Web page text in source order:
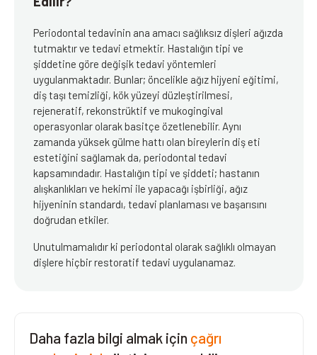
Periodontal tedavinin ana amacı sağlıksız dişleri ağızda
tutmaktır ve tedavi etmektir. Hastalığın tipi ve
şiddetine göre değişik tedavi yöntemleri
uygulanmaktadır. Bunlar; öncelikle ağız hijyeni eğitimi,
diş taşı temizliği, kök yüzeyi düzleştirilmesi,
rejeneratif, rekonstrüktif ve mukogingival
operasyonlar olarak basitçe özetlenebilir. Aynı
zamanda yüksek gülme hattı olan bireylerin diş eti
estetiğini sağlamak da, periodontal tedavi
kapsamındadır. Hastalığın tipi ve şiddeti; hastanın
alışkanlıkları ve hekimi ile yapacağı işbirliği, ağız
hijyeninin standardı, tedavi planlaması ve başarısını
doğrudan etkiler.
Unutulmamalıdır ki periodontal olarak sağlıklı olmayan
dişlere hiçbir restoratif tedavi uygulanamaz.
Daha fazla bilgi almak için çağrı